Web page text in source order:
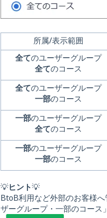
所属/表示範囲
全てのユーザーグループ
全てのコース
全てのユーザーグループ
一部のコース
一部のユーザーグループ
全てのコース
一部のユーザーグループ
一部のコース
💡ヒント💡
BtoB利用など外部のお客様
ザーグループ・一部のコース